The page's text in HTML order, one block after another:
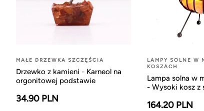
MAŁE DRZEWKA SZCZĘŚCIA
Drzewko z kamieni - Karneol na
orgonitowej podstawie
34.90 PLN
LAMPY SOLNE W
KOSZACH
Lampa solna w
- Wysoki kosz z
164.20 PLN